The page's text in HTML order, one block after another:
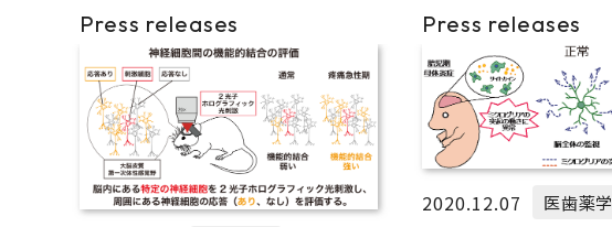
Press releases Press releases
2020.12.07 医歯薬学